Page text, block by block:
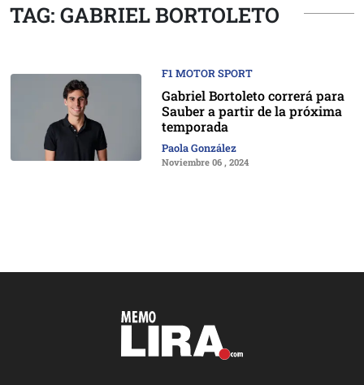
TAG: GABRIEL BORTOLETO
F1 MOTOR SPORT
Gabriel Bortoleto correrá para
Sauber a partir de la próxima
temporada
Paola González
Noviembre 06 , 2024